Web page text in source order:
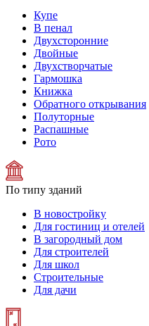
Купе
В пенал
Двухсторонние
Двойные
Двухстворчатые
Гармошка
Книжка
Обратного открывания
Полуторные
Распашные
Рото
По типу зданий
В новостройку
Для гостиниц и отелей
В загородный дом
Для строителей
Для школ
Строительные
Для дачи